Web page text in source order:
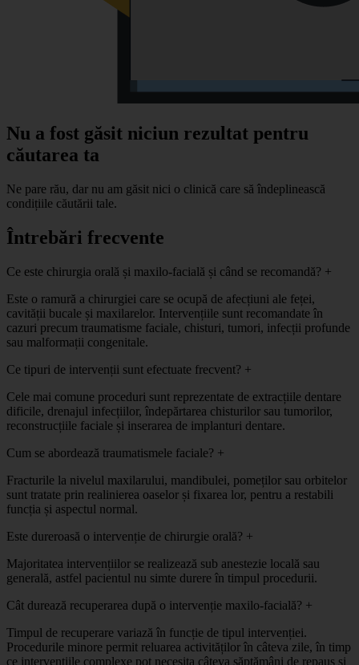
Nu a fost găsit niciun rezultat pentru
căutarea ta
Ne pare rău, dar nu am găsit nici o clinică care să îndeplinească
condițiile căutării tale.
Întrebări frecvente
Ce este chirurgia orală și maxilo-facială și când se recomandă? +
Este o ramură a chirurgiei care se ocupă de afecțiuni ale feței,
cavității bucale și maxilarelor. Intervențiile sunt recomandate în
cazuri precum traumatisme faciale, chisturi, tumori, infecții profunde
sau malformații congenitale.
Ce tipuri de intervenții sunt efectuate frecvent? +
Cele mai comune proceduri sunt reprezentate de extracțiile dentare
dificile, drenajul infecțiilor, îndepărtarea chisturilor sau tumorilor,
reconstrucțiile faciale și inserarea de implanturi dentare.
Cum se abordează traumatismele faciale? +
Fracturile la nivelul maxilarului, mandibulei, pomeților sau orbitelor
sunt tratate prin realinierea oaselor și fixarea lor, pentru a restabili
funcția și aspectul normal.
Este dureroasă o intervenție de chirurgie orală? +
Majoritatea intervențiilor se realizează sub anestezie locală sau
generală, astfel pacientul nu simte durere în timpul procedurii.
Cât durează recuperarea după o intervenție maxilo-facială? +
Timpul de recuperare variază în funcție de tipul intervenției.
Procedurile minore permit reluarea activităților în câteva zile, în timp
ce intervențiile complexe pot necesita câteva săptămâni de repaus și